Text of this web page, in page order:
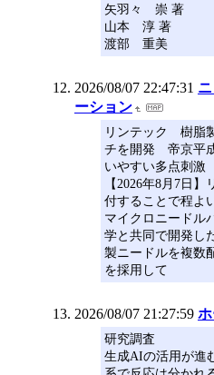
矢羽々 崇 著
山本 淳 著
渡部 重美
2026/08/07 22:47:31
ーション
リンテック 樹脂
チを開発 帝京平
いやすい多点刺激
【2026年8月7日
付することで程よ
マイクロニードル
学と共同で開発し
製ニードルを複数
を採用して
2026/08/07 21:27:59
研究調査
生成AIの活用が進